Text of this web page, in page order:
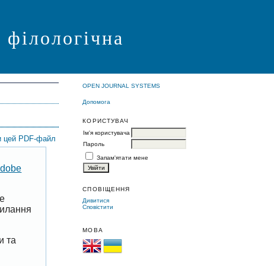
OPEN JOURNAL SYSTEMS
Допомога
КОРИСТУВАЧ
Ім'я користувача
Пароль
Запам'ятати мене
СПОВІЩЕННЯ
Дивитися
Сповістити
МОВА
цей PDF-файл
та